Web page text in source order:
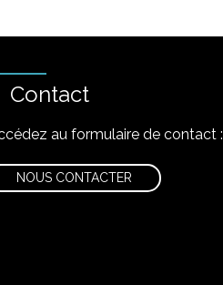
Contact
au formulaire de contact :
NOUS CONTACTER